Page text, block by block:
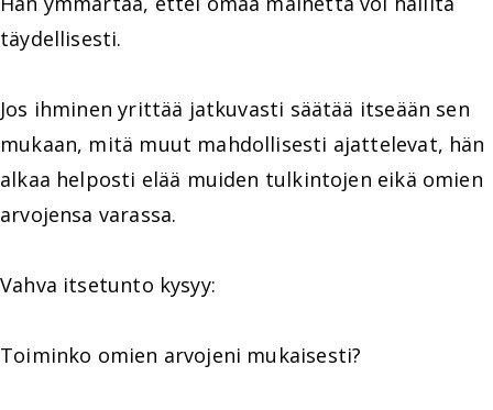
täydellisesti.
Jos ihminen yrittää jatkuvasti säätää itseään sen
mukaan, mitä muut mahdollisesti ajattelevat, hän
alkaa helposti elää muiden tulkintojen eikä omien
arvojensa varassa.
Vahva itsetunto kysyy:
Toiminko omien arvojeni mukaisesti?